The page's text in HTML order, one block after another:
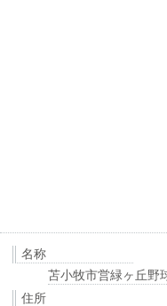
名称
苫小牧市営緑ヶ丘野
住所